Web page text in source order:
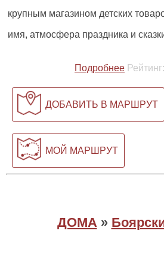
крупным магазином детских
имя, атмосфера праздника и
Подробнее Рейтинг:
ДОБАВИТЬ В МАРШРУТ
МОЙ МАРШРУТ
ДОМА »